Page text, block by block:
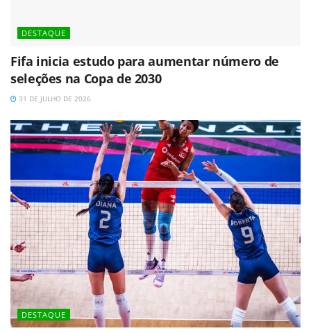
DESTAQUE
Fifa inicia estudo para aumentar número de
seleções na Copa de 2030
31 DE JULHO DE 2026
DESTAQUE